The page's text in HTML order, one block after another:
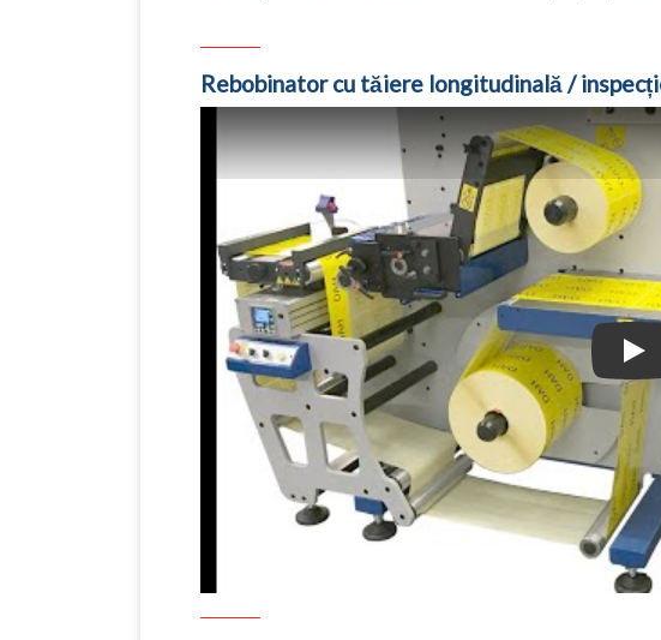
Rebobinator cu tăiere longitudinală /